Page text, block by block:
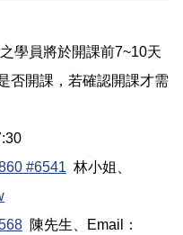
學員將於開課前7~10天
否開課，若確認開課才需
#6541 林小姐
陳先生 、Email：